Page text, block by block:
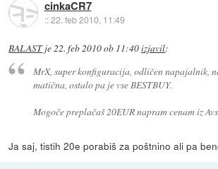
cinkaCR7
::22. feb 2010, 11:49
BALASTje22. feb 2010 ob 11:40izjavil:
MrX, super konfiguracija, odličen napajalnik,
matična, ostalo pa je vse BESTBUY.
Mogoče preplačaš 20EUR napram cenam iz
Ja saj, tistih 20e porabiš za poštnino ali pa